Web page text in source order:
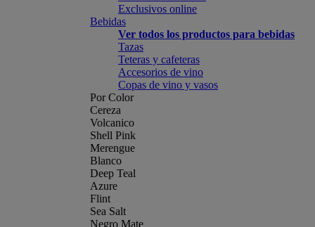
Exclusivos online
Bebidas
Ver todos los productos para bebidas
Tazas
Teteras y cafeteras
Accesorios de vino
Copas de vino y vasos
Por Color
Cereza
Volcanico
Shell Pink
Merengue
Blanco
Deep Teal
Azure
Flint
Sea Salt
Negro Mate